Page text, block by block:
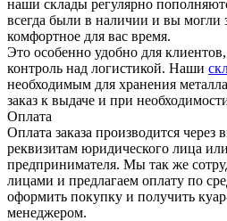
наши склады регулярно
всегда были в наличии и вы могли
комфортное для вас время.
Это особенно удобно для
контроль над логистикой. Наши
необходимым для хранения
заказ к выдаче и при
Оплата
Оплата заказа производится через
реквизитам юридического лица
предпринимателя. Мы так же
лицами и предлагаем оплату по
оформить покупку и получить
менеджером.